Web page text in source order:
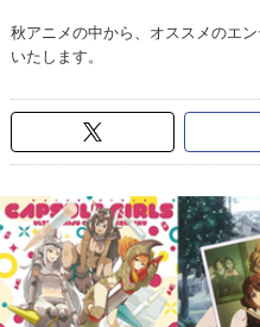
秋アニメの中から、オススメのエ
いたします。